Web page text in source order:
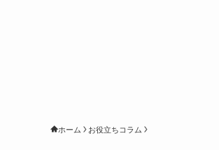
ホーム お役立ちコラム